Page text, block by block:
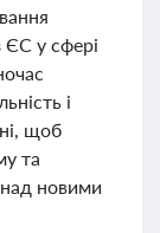
ЄС у сфері
і
щоб
та
новими